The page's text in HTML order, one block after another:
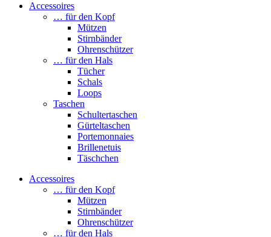
Accessoires
… für den Kopf
Mützen
Stirnbänder
Ohrenschützer
… für den Hals
Tücher
Schals
Loops
Taschen
Schultertaschen
Gürteltaschen
Portemonnaies
Brillenetuis
Täschchen
Accessoires
… für den Kopf
Mützen
Stirnbänder
Ohrenschützer
… für den Hals